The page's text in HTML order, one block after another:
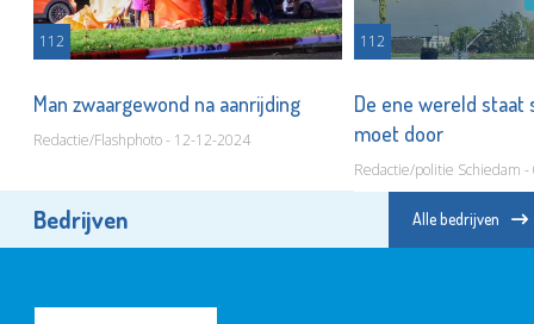
112
Man zwaargewond na aanrijding
Redactie/Flashphoto - 12-12-2024
112
De ene wereld staat
moet door
Redactie/politie Schiedam
Bedrijven Alle bedrijven